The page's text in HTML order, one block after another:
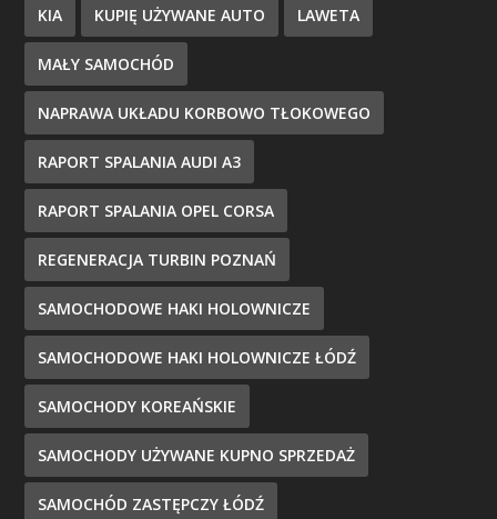
KIA KUPIĘ UŻYWANE AUTO LAWETA
MAŁY SAMOCHÓD
NAPRAWA UKŁADU KORBOWO TŁOKOWEGO
RAPORT SPALANIA AUDI A3
RAPORT SPALANIA OPEL CORSA
REGENERACJA TURBIN POZNAŃ
SAMOCHODOWE HAKI HOLOWNICZE
SAMOCHODOWE HAKI HOLOWNICZE ŁÓDŹ
SAMOCHODY KOREAŃSKIE
SAMOCHODY UŻYWANE KUPNO SPRZEDAŻ
SAMOCHÓD ZASTĘPCZY ŁÓDŹ